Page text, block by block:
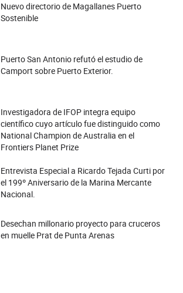
Nuevo directorio de Magallanes Puerto
Sostenible
Puerto San Antonio refutó el estudio de
Camport sobre Puerto Exterior.
Investigadora de IFOP integra equipo
científico cuyo artículo fue distinguido como
National Champion de Australia en el
Frontiers Planet Prize
Entrevista Especial a Ricardo Tejada Curti por
el 199º Aniversario de la Marina Mercante
Nacional.
Desechan millonario proyecto para cruceros
en muelle Prat de Punta Arenas